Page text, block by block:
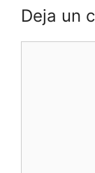
Deja un